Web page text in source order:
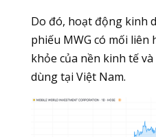
Do đó, hoạt động kinh
phiếu MWG có mối liên
khỏe của nền kinh tế
dùng tại Việt Nam.